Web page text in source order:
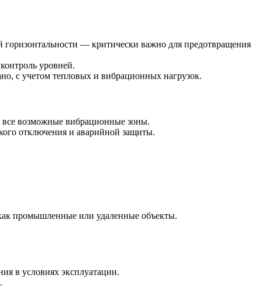
— критически важно для предотвращения
уровней.
с учетом тепловых и вибрационных нагрузок.
все возможные вибрационные зоны.
отключения и аварийной защиты.
промышленные или удаленные объекты.
в условиях эксплуатации.